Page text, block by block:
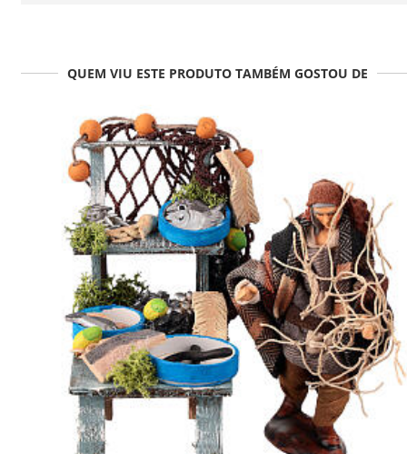
QUEM VIU ESTE PRODUTO TAMBÉM GOSTOU DE